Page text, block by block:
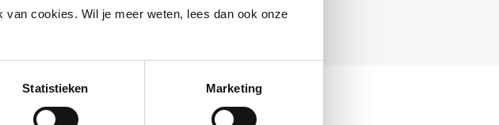
cookies. Wil je meer weten, lees dan ook onze
Statistieken Marketing